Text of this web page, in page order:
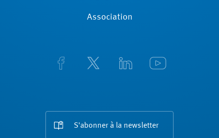
Association
S'abonner à la newsletter